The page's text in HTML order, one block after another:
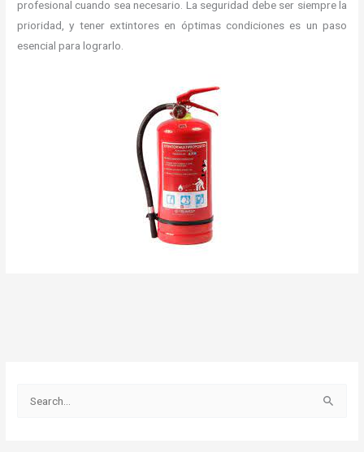
profesional cuando sea necesario. La seguridad debe ser siempre la
prioridad, y tener extintores en óptimas condiciones es un paso
esencial para lograrlo.